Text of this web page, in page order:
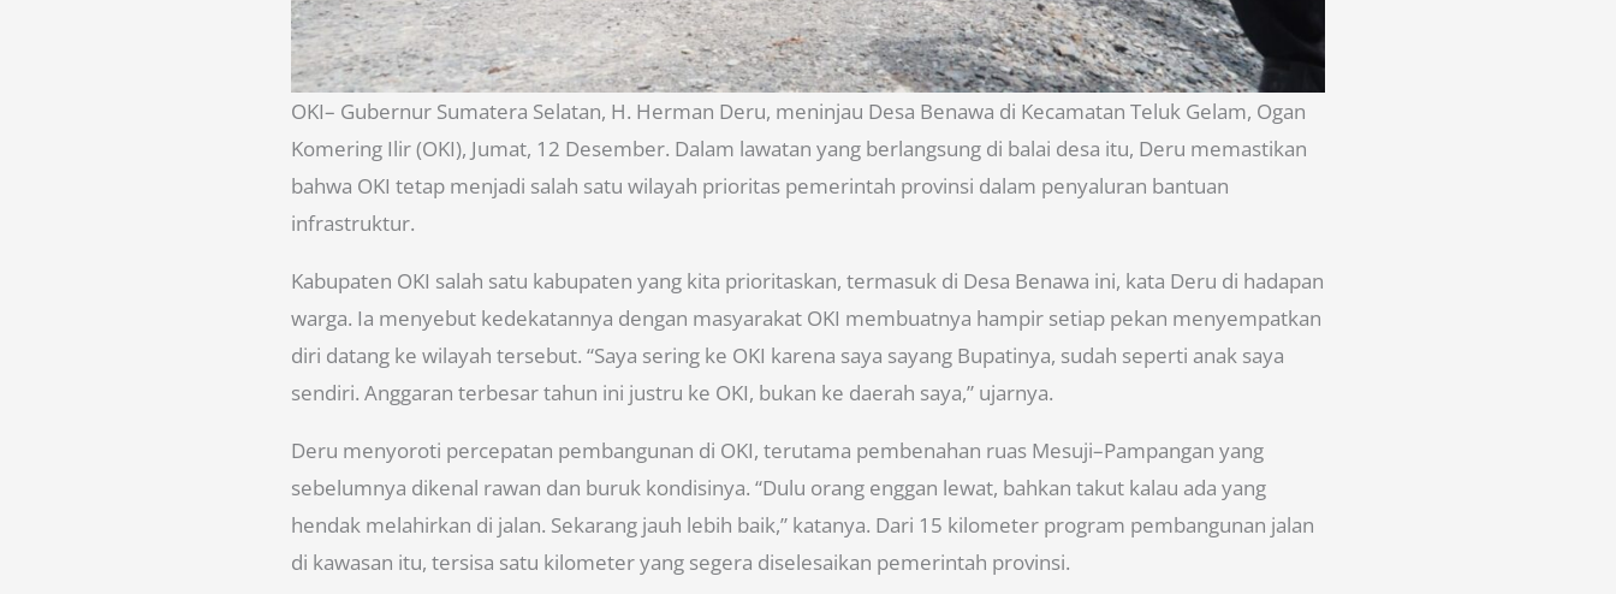
OKI– Gubernur Sumatera Selatan, H. Herman Deru, meninjau Desa Benawa di Kecamatan Teluk Gelam, Ogan
Komering Ilir (OKI), Jumat, 12 Desember. Dalam lawatan yang berlangsung di balai desa itu, Deru memastikan
bahwa OKI tetap menjadi salah satu wilayah prioritas pemerintah provinsi dalam penyaluran bantuan
infrastruktur.
Kabupaten OKI salah satu kabupaten yang kita prioritaskan, termasuk di Desa Benawa ini, kata Deru di hadapan
warga. Ia menyebut kedekatannya dengan masyarakat OKI membuatnya hampir setiap pekan menyempatkan
diri datang ke wilayah tersebut. “Saya sering ke OKI karena saya sayang Bupatinya, sudah seperti anak saya
sendiri. Anggaran terbesar tahun ini justru ke OKI, bukan ke daerah saya,” ujarnya.
Deru menyoroti percepatan pembangunan di OKI, terutama pembenahan ruas Mesuji–Pampangan yang
sebelumnya dikenal rawan dan buruk kondisinya. “Dulu orang enggan lewat, bahkan takut kalau ada yang
hendak melahirkan di jalan. Sekarang jauh lebih baik,” katanya. Dari 15 kilometer program pembangunan jalan
di kawasan itu, tersisa satu kilometer yang segera diselesaikan pemerintah provinsi.